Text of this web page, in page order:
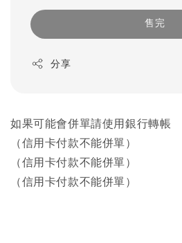
售完
分享
如果可能會併單請使用銀行轉帳
（信用卡付款不能併單）
（信用卡付款不能併單）
（信用卡付款不能併單）